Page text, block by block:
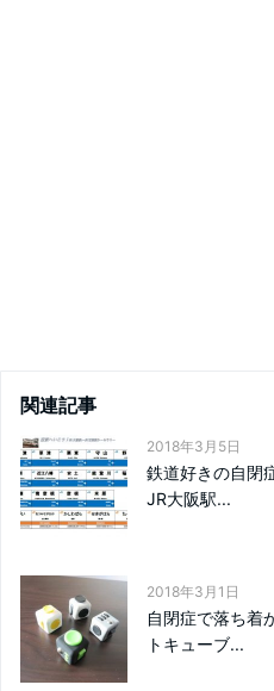
関連記事
2018年3月5日
鉄道好きの自閉
JR大阪駅...
2018年3月1日
自閉症で落ち着
トキューブ...